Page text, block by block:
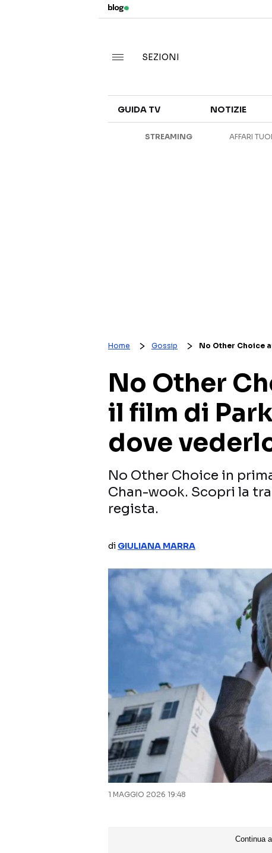
SEZIONI
GUIDA TV NOTIZIE
STREAMING AFFARI TUOI
Home Gossip No Other Choice
No Other
il film di
dove
No Other Choice in
Chan-wook. Scopri la
regista.
di GIULIANA MARRA
1 MAGGIO 2026 19:48